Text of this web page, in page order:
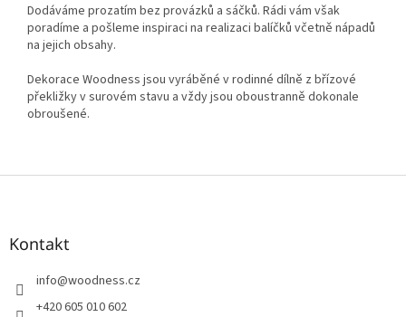
Dodáváme prozatím bez provázků a sáčků. Rádi vám však
poradíme a pošleme inspiraci na realizaci balíčků včetně nápadů
na jejich obsahy.
Dekorace Woodness jsou vyráběné v rodinné dílně z břízové
překližky v surovém stavu a vždy jsou oboustranně dokonale
obroušené.
Z
Kontakt
info@woodness.cz
+420 605 010 602